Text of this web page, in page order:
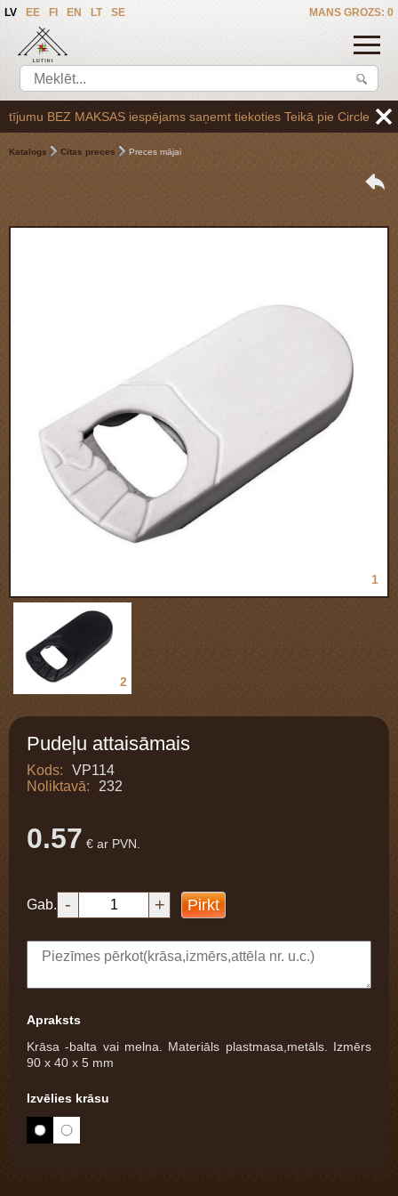
MANS GROZS: 0
LV EE FI EN LT SE
BEZ MAKSAS iespējams saņemt tiekoties Teikā pie Circle K
Katalogs Citas preces Preces mājai
1
2
Pudeļu attaisāmais
Kods:
VP114
Noliktavā:
232
0.57 € ar PVN.
Gab. - + Pirkt
Apraksts
Krāsa -balta vai melna. Materiāls plastmasa,metāls. Izmērs
90 x 40 x 5 mm
Izvēlies krāsu